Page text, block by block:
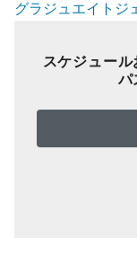
グラジュエイトジ
スケジュー
パ